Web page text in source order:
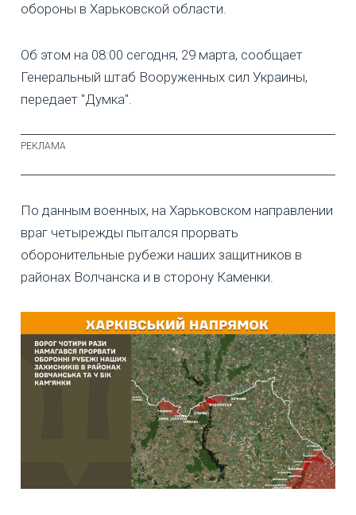
обороны в Харьковской области.
Об этом на 08:00 сегодня, 29 марта, сообщает
Генеральный штаб Вооруженных сил Украины,
передает "Думка".
По данным военных, на Харьковском направлении
враг четырежды пытался прорвать
оборонительные рубежи наших защитников в
районах Волчанска и в сторону Каменки.